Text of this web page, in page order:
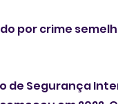
por crime
de Segurança